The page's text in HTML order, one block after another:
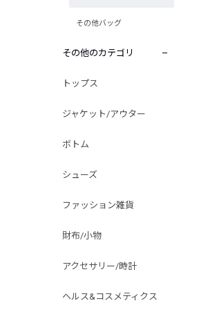
その他バッグ
その他のカテゴリ
トップス
ジャケット/アウター
ボトム
シューズ
ファッション雑貨
財布/小物
アクセサリー/時計
ヘルス&コスメティクス
別注限定 ピグメントダイ バックプリント サーフ